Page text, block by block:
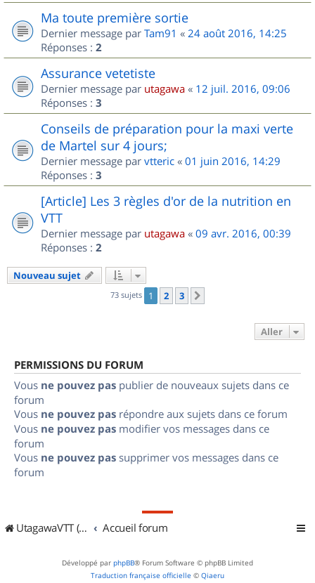
Ma toute première sortie
Dernier message par Tam91 « 24 août 2016, 14:25
Réponses : 2
Assurance vetetiste
Dernier message par utagawa « 12 juil. 2016, 09:06
Réponses : 3
Conseils de préparation pour la maxi verte
de Martel sur 4 jours;
Dernier message par vtteric « 01 juin 2016, 14:29
Réponses : 3
[Article] Les 3 règles d'or de la nutrition en
VTT
Dernier message par utagawa « 09 avr. 2016, 00:39
Réponses : 2
Nouveau sujet
73 sujets 1 2 3
Aller
PERMISSIONS DU FORUM
Vous ne pouvez pas publier de nouveaux sujets dans ce
forum
Vous ne pouvez pas répondre aux sujets dans ce forum
Vous ne pouvez pas modifier vos messages dans ce
forum
Vous ne pouvez pas supprimer vos messages dans ce
forum
UtagawaVTT (Randos VTT et VTTAE avec traces GPS) Accueil forum
Développé par phpBB® Forum Software © phpBB Limited
Traduction française officielle © Qiaeru